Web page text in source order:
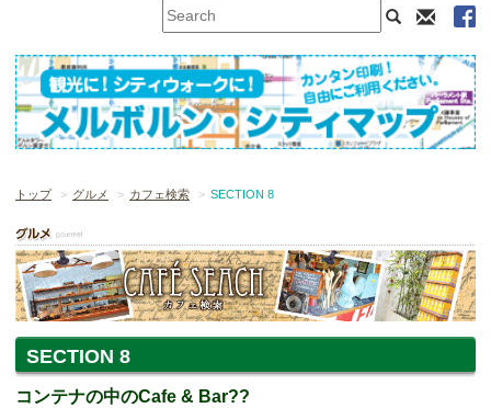
トップ グルメ カフェ検索 SECTION 8
SECTION 8
コンテナの中のCafe & Bar??